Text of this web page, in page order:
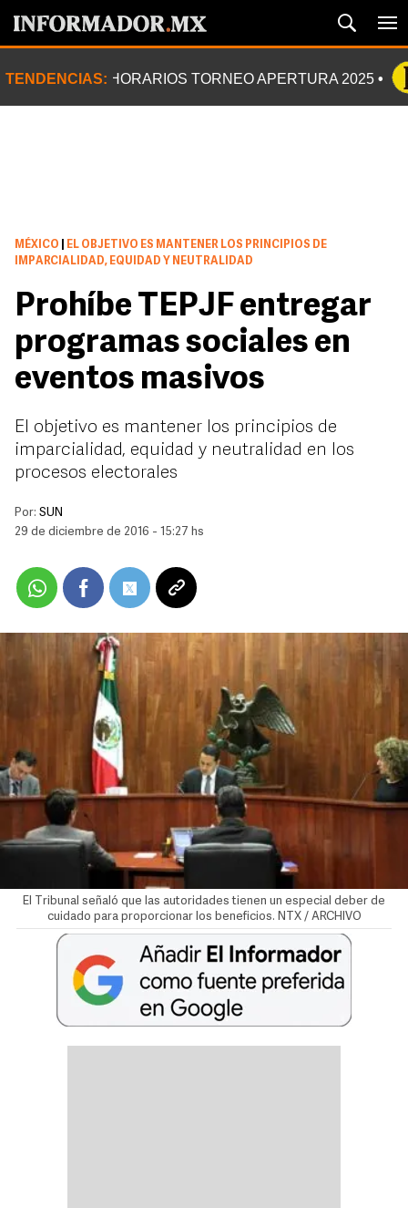
TENDENCIAS: HORARIOS TORNEO APERTURA 2025
MÉXICO
EL OBJETIVO ES MANTENER LOS PRINCIPIOS DE
IMPARCIALIDAD, EQUIDAD Y NEUTRALIDAD
Prohíbe TEPJF entregar
programas sociales en
eventos masivos
El objetivo es mantener los principios de
imparcialidad, equidad y neutralidad en los
procesos electorales
Por: SUN
29 de diciembre de 2016 - 15:27 hs
El Tribunal señaló que las autoridades tienen un especial deber de
cuidado para proporcionar los beneficios. NTX / ARCHIVO